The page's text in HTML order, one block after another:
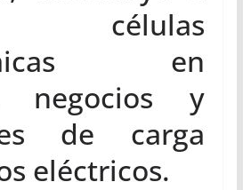
células
en
negocios y
de carga
eléctricos.